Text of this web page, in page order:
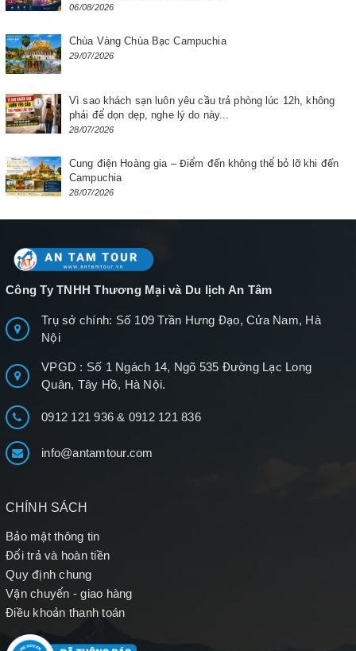
06/08/2026
Chùa Vàng Chùa Bạc Campuchia
29/07/2026
Vì sao khách sạn luôn yêu cầu trả phòng lúc 12h, không
phải để dọn dẹp, nghe lý do này...
28/07/2026
Cung điện Hoàng gia – Điểm đến không thể bỏ lỡ khi đến
Campuchia
28/07/2026
Công Ty TNHH Thương Mại và Du lịch An Tâm
Trụ sở chính: Số 109 Trần Hưng Đạo, Cửa Nam, Hà
Nội
VPGD : Số 1 Ngách 14, Ngõ 535 Đường Lạc Long
Quân, Tây Hồ, Hà Nội.
0912 121 936& 0912 121 836
info@antamtour.com
CHÍNH SÁCH
Bảo mật thông tin
Đổi trả và hoàn tiền
Quy định chung
Vận chuyển - giao hàng
Điều khoản thanh toán